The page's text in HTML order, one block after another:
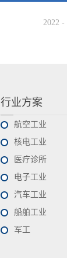
2022 -
行业方案
航空工业
核电工业
医疗诊所
电子工业
汽车工业
船舶工业
军工